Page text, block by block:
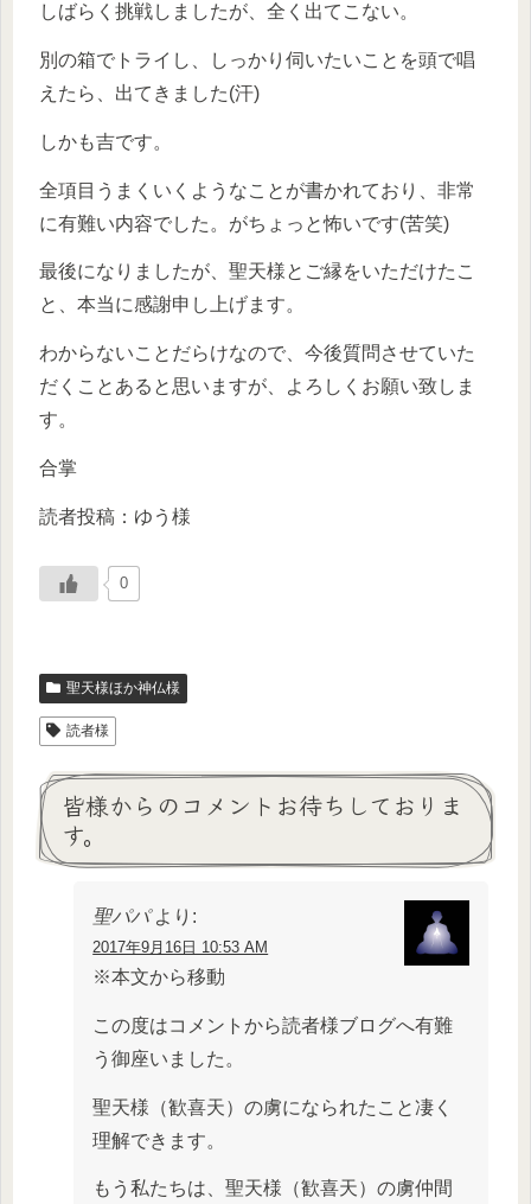
しばらく挑戦しましたが、全く出てこない。
別の箱でトライし、しっかり伺いたいことを頭で唱
えたら、出てきました(汗)
しかも吉です。
全項目うまくいくようなことが書かれており、非常
に有難い内容でした。がちょっと怖いです(苦笑)
最後になりましたが、聖天様とご縁をいただけたこ
と、本当に感謝申し上げます。
わからないことだらけなので、今後質問させていた
だくことあると思いますが、よろしくお願い致しま
す。
合掌
読者投稿：ゆう様
0
聖天様ほか神仏様
読者様
皆様からのコメントお待ちしておりま
す。
聖パパ より:
2017年9月16日 10:53 AM
※本文から移動
この度はコメントから読者様ブログへ有難
う御座いました。
聖天様（歓喜天）の虜になられたこと凄く
理解できます。
もう私たちは、聖天様（歓喜天）の虜仲間